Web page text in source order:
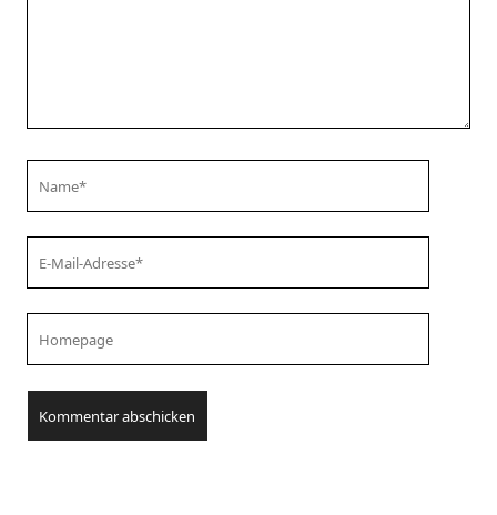
Name
Email
Website